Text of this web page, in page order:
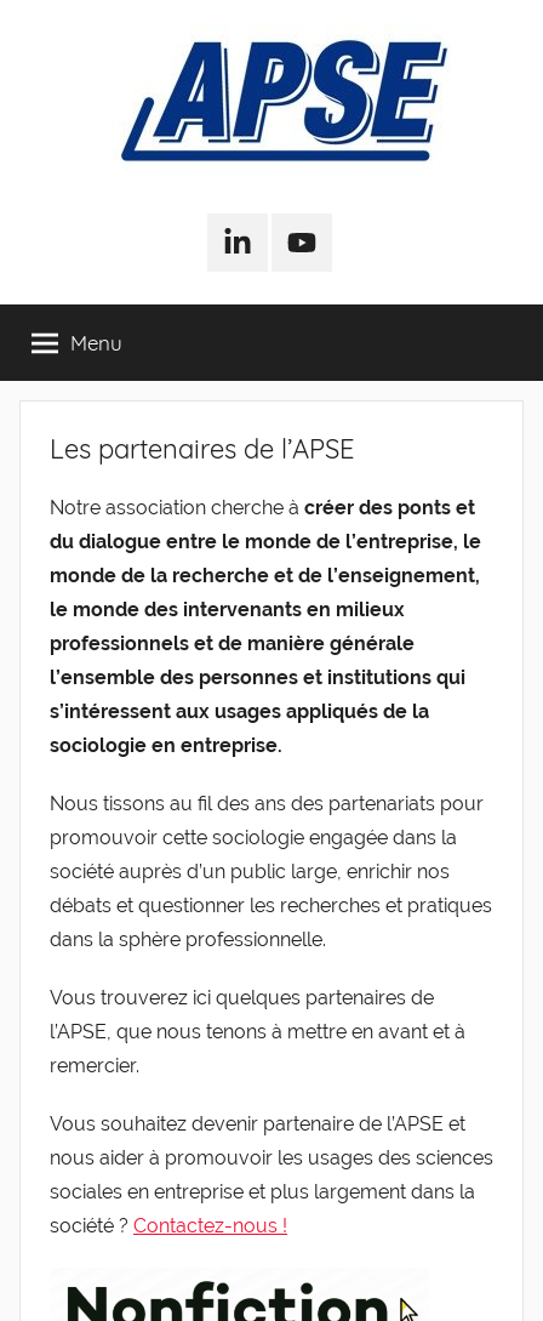
Association
Pour
la
Sociologie
de
l'Entreprise
l'Entreprise
LinkedInYoutube
Menu
Les partenaires de l’APSE
Notre association cherche à créer des ponts et
du dialogue entre le monde de l’entreprise, le
monde de la recherche et de l’enseignement,
le monde des intervenants en milieux
professionnels et de manière générale
l’ensemble des personnes et institutions qui
s’intéressent aux usages appliqués de la
sociologie en entreprise.
Nous tissons au fil des ans des partenariats pour
promouvoir cette sociologie engagée dans la
société auprès d’un public large, enrichir nos
débats et questionner les recherches et pratiques
dans la sphère professionnelle.
Vous trouverez ici quelques partenaires de
l’APSE, que nous tenons à mettre en avant et à
remercier.
Vous souhaitez devenir partenaire de l’APSE et
nous aider à promouvoir les usages des sciences
sociales en entreprise et plus largement dans la
société ? Contactez-nous !